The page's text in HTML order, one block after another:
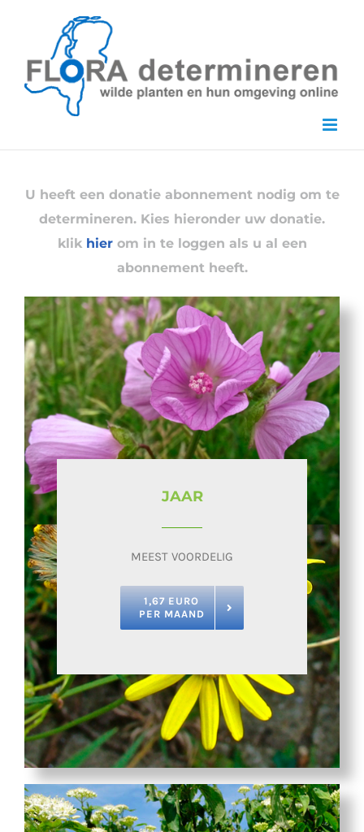
content
U heeft een donatie abonnement nodig om te
determineren. Kies hieronder uw donatie.
klik hierom in te loggen als u al een
abonnement heeft.
JAAR
MEEST VOORDELIG
1,67 EURO
PER MAAND